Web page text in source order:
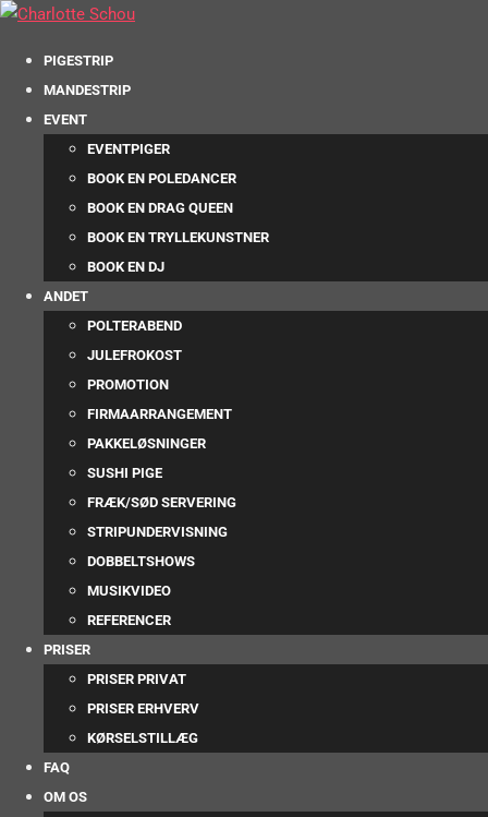
PIGESTRIP
MANDESTRIP
EVENT
EVENTPIGER
BOOK EN POLEDANCER
BOOK EN DRAG QUEEN
BOOK EN TRYLLEKUNSTNER
BOOK EN DJ
ANDET
POLTERABEND
JULEFROKOST
PROMOTION
FIRMAARRANGEMENT
PAKKELØSNINGER
SUSHI PIGE
FRÆK/SØD SERVERING
STRIPUNDERVISNING
DOBBELTSHOWS
MUSIKVIDEO
REFERENCER
PRISER
PRISER PRIVAT
PRISER ERHVERV
KØRSELSTILLÆG
FAQ
OM OS